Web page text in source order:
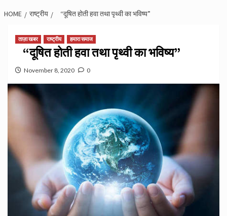
HOME राष्ट्रीय “दूषित होती हवा तथा पृथ्वी का भविष्य”
ताज़ा खबर राष्ट्रीय हमारा समाज
“दूषित होती हवा तथा पृथ्वी का भविष्य”
November 8, 2020 0